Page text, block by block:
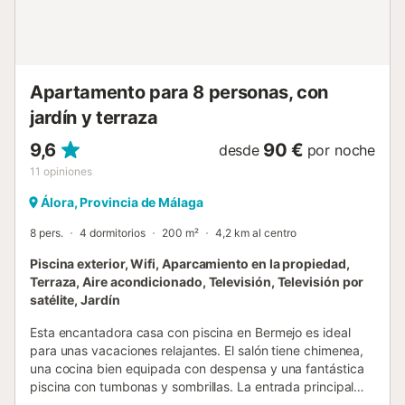
Apartamento para 8 personas, con
jardín y terraza
9,6
11 opiniones
desde 90 € por noche
Álora, Provincia de Málaga
8 pers. 4 dormitorios 200 m² 4,2 km al centro
Piscina exterior, Wifi, Aparcamiento en la propiedad,
Terraza, Aire acondicionado, Televisión, Televisión por
satélite, Jardín
Esta encantadora casa con piscina en Bermejo es ideal
para unas vacaciones relajantes. El salón tiene chimenea,
una cocina bien equipada con despensa y una fantástica
piscina con tumbonas y sombrillas. La entrada principal